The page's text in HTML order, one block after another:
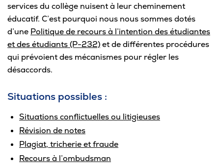
Pour les entreprises
Le cégep
Notre collège
Services à la population
Stages et emplois pour étudiants
Communications
services du collège nuisent à leur cheminement
éducatif. C’est pourquoi nous nous sommes dotés
d’une Politique de recours à l’intention des étudiantes
et des étudiants (P-232)et de différentes procédures
qui prévoient des mécanismes pour régler les
désaccords.
Situations possibles :
Situations conflictuelles ou litigieuses
Révision de notes
Plagiat, tricherie et fraude
Recours à l’ombudsman